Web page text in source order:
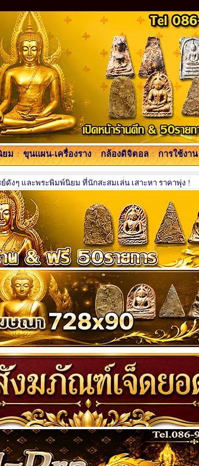
ยม : ขุนแผน-เครื่องราง : กล้องดิจิตอล : การใช้งาน
ดังๆ และพระพิมพ์นิยม ที่นักสะสมเล่น เสาะหา ราคาพุ่ง !